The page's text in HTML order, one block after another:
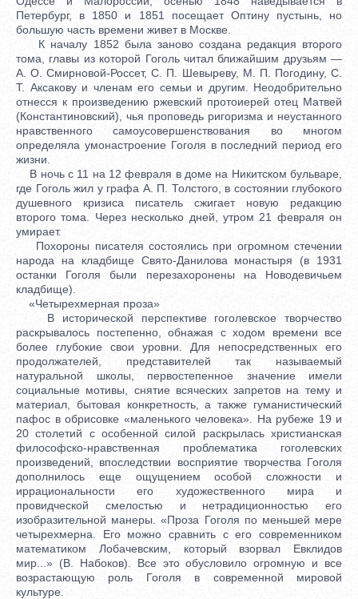
Петербург, в 1850 и 1851 посещает Оптину пустынь, но
большую часть времени живет в Москве.
К началу 1852 была заново создана редакция второго
тома, главы из которой Гоголь читал ближайшим друзьям —
А. О. Смирновой-Россет, С. П. Шевыреву, М. П. Погодину, С.
Т. Аксакову и членам его семьи и другим. Неодобрительно
отнесся к произведению ржевский протоиерей отец Матвей
(Константиновский), чья проповедь ригоризма и неустанного
нравственного самоусовершенствования во многом
определяла умонастроение Гоголя в последний период его
жизни.
В ночь с 11 на 12 февраля в доме на Никитском бульваре,
где Гоголь жил у графа А. П. Толстого, в состоянии глубокого
душевного кризиса писатель сжигает новую редакцию
второго тома. Через несколько дней, утром 21 февраля он
умирает.
Похороны писателя состоялись при огромном стечении
народа на кладбище Свято-Данилова монастыря (в 1931
останки Гоголя были перезахоронены на Новодевичьем
кладбище).
«Четырехмерная проза»
В исторической перспективе гоголевское творчество
раскрывалось постепенно, обнажая с ходом времени все
более глубокие свои уровни. Для непосредственных его
продолжателей, представителей так называемый
натуральной школы, первостепенное значение имели
социальные мотивы, снятие всяческих запретов на тему и
материал, бытовая конкретность, а также гуманистический
пафос в обрисовке «маленького человека». На рубеже 19 и
20 столетий с особенной силой раскрылась христианская
философско-нравственная проблематика гоголевских
произведений, впоследствии восприятие творчества Гоголя
дополнилось еще ощущением особой сложности и
иррациональности его художественного мира и
провидческой смелостью и нетрадиционностью его
изобразительной манеры. «Проза Гоголя по меньшей мере
четырехмерна. Его можно сравнить с его современником
математиком Лобачевским, который взорвал Евклидов
мир...» (В. Набоков). Все это обусловило огромную и все
возрастающую роль Гоголя в современной мировой
культуре.